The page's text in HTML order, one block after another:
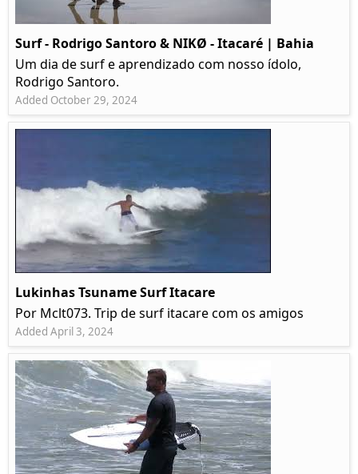
Surf - Rodrigo Santoro & NIKØ - Itacaré | Bahia
Um dia de surf e aprendizado com nosso ídolo,
Rodrigo Santoro.
Added October 29, 2024
Lukinhas Tsuname Surf Itacare
Por Mclt073. Trip de surf itacare com os amigos
Added April 3, 2024